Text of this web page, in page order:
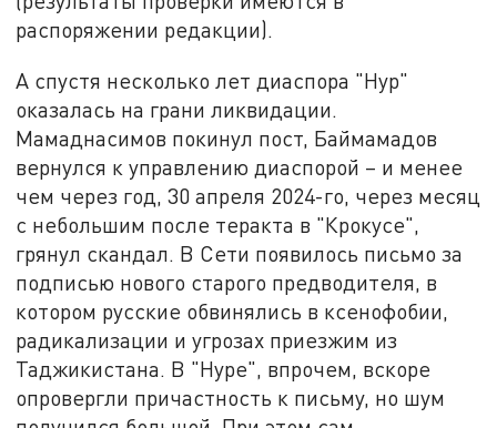
распоряжении редакции).
А спустя несколько лет диаспора "Нур"
оказалась на грани ликвидации.
Мамаднасимов покинул пост, Баймамадов
вернулся к управлению диаспорой – и менее
чем через год, 30 апреля 2024-го, через месяц
с небольшим после теракта в "Крокусе",
грянул скандал. В Сети появилось письмо за
подписью нового старого предводителя, в
котором русские обвинялись в ксенофобии,
радикализации и угрозах приезжим из
Таджикистана. В "Нуре", впрочем, вскоре
опровергли причастность к письму, но шум